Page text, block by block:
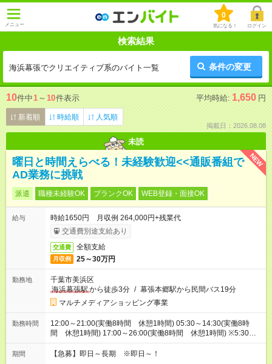
メニュー
0
気になる！ ログイン
検索結果
海浜幕張でクリエイティブ系のバイト一覧 条件の変更
10件中1 ～ 10件表示 平均時給: 1,650 円
新着順 時給順 人気順
掲載日：2026.08.08
未読
NEW
曜日と時間えらべる！未経験歓迎<<通販番組で
AD業務に挑戦
派遣 職種未経験OK ブランクOK WEB登録・面接OK
給与
時給1650円 月収例 264,000円+残業代
交通費別途支給あり
交通費 全額支給
月収例 25～30万円
勤務地
千葉市美浜区
海浜幕張駅から徒歩3分 / 幕張本郷駅から民間バス19分
マルチメディアショッピング事業
勤務時間
12:00～21:00(実働8時間 休憩1時間) 05:30～14:30(実働8時
間 休憩1時間) 17:00～26:00(実働8時間 休憩1時間) ※5:30～
26:00の間で時間相談できます！
期間 【急募】即日～長期 ※即日～！